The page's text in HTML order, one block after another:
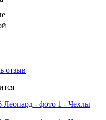
отзыв